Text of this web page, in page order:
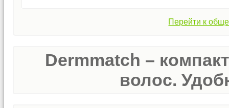
Перейти к
Dermmatch –
волос.